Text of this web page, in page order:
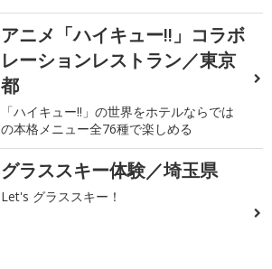
アニメ「ハイキュー!!」コラボ
レーションレストラン／東京
都
「ハイキュー!!」の世界をホテルならでは
の本格メニュー全76種で楽しめる
グラススキー体験／埼玉県
Let's グラススキー！